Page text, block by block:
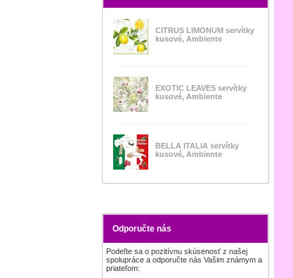
CITRUS LIMONUM servítky
kusové, Ambiente
EXOTIC LEAVES servítky
kusové, Ambiente
BELLA ITALIA servítky
kusové, Ambiente
Odporučte nás
Podeľte sa o pozitívnu skúsenosť z našej
spolupráce a odporučte nás Vašim známym a
priateľom: